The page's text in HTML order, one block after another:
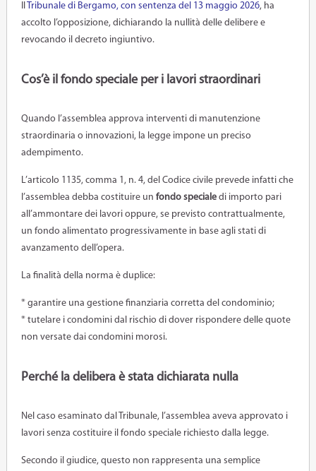
Il Tribunale di Bergamo, con sentenza del 13 maggio 2026, ha
accolto l’opposizione, dichiarando la nullità delle delibere e
revocando il decreto ingiuntivo.
Cos’è il fondo speciale per i lavori straordinari
Quando l’assemblea approva interventi di manutenzione
straordinaria o innovazioni, la legge impone un preciso
adempimento.
L’articolo 1135, comma 1, n. 4, del Codice civile prevede infatti che
l’assemblea debba costituire un fondo specialedi importo pari
all’ammontare dei lavori oppure, se previsto contrattualmente,
un fondo alimentato progressivamente in base agli stati di
avanzamento dell’opera.
La finalità della norma è duplice:
* garantire una gestione finanziaria corretta del condominio;
* tutelare i condomini dal rischio di dover rispondere delle quote
non versate dai condomini morosi.
Perché la delibera è stata dichiarata nulla
Nel caso esaminato dal Tribunale, l’assemblea aveva approvato i
lavori senza costituire il fondo speciale richiesto dalla legge.
Secondo il giudice, questo non rappresenta una semplice